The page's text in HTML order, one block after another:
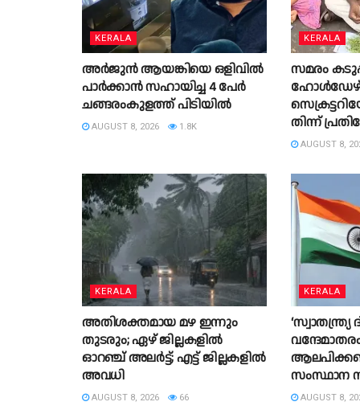
KERALA
അർജുൻ ആയങ്കിയെ ഒളിവിൽ
പാർക്കാൻ സഹായിച്ച 4 പേര്‍
ചങ്ങരംകുളത്ത് പിടിയില്‍
AUGUST 8, 2026 1.8K
KERALA
സമരം
തിന്ന്
AUGUST 8,
KERALA
അതിശക്തമായ മഴ ഇന്നും
തുടരും; ഏഴ് ജില്ലകളിൽ
ഓറഞ്ച് അലർട്ട്; എട്ട് ജില്ലകളിൽ
അവധി
AUGUST 8, 2026 66
KERALA
സംസ്ഥാന
AUGUST 8,